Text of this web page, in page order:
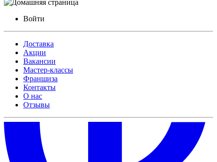
Войти
Доставка
Акции
Вакансии
Мастер-классы
Франшиза
Контакты
О нас
Отзывы